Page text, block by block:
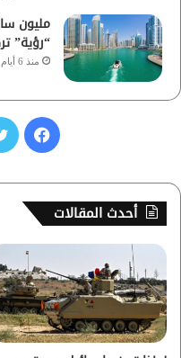
مليون
“رؤية”
منذ 6 أيام
س
ب
و
ك
أحدث المقالات